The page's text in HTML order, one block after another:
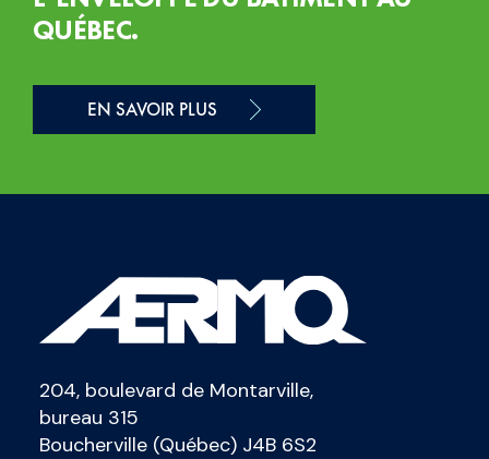
QUÉBEC.
EN SAVOIR PLUS
204, boulevard de Montarville,
bureau 315
Boucherville (Québec) J4B 6S2